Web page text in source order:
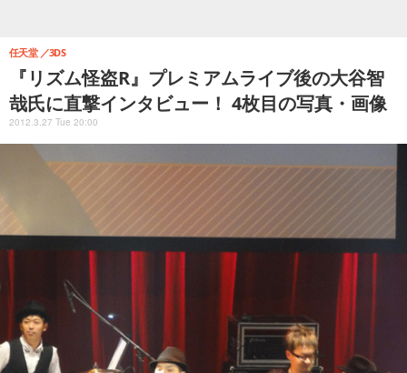
『リズム怪盗R』プレミアムライブ後の大谷智
哉氏に直撃インタビュー！ 4枚目の写真・画像
任天堂 3DS
2012.3.27 Tue 20:00